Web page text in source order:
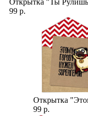
Открытка "Ты
99 р.
Открытка
99 р.